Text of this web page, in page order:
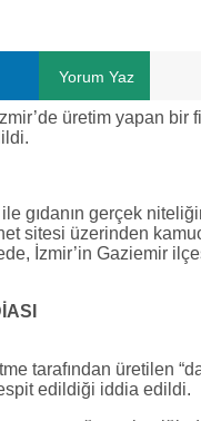
Yorum Yaz
üretim yapan bir
ile gıdanın gerçek
sitesi üzerinden
İzmir’in Gaziemir
tarafından üretilen
edildiği iddia edildi.